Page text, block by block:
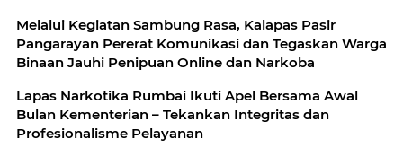
Melalui Kegiatan Sambung Rasa, Kalapas Pasir
Pangarayan Pererat Komunikasi dan Tegaskan Warga
Binaan Jauhi Penipuan Online dan Narkoba
Lapas Narkotika Rumbai Ikuti Apel Bersama Awal
Bulan Kementerian – Tekankan Integritas dan
Profesionalisme Pelayanan